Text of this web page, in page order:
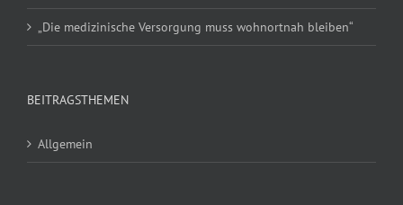
„Die medizinische Versorgung muss wohnortnah bleiben“
BEITRAGSTHEMEN
Allgemein